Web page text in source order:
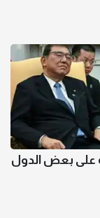
على بعض الدول